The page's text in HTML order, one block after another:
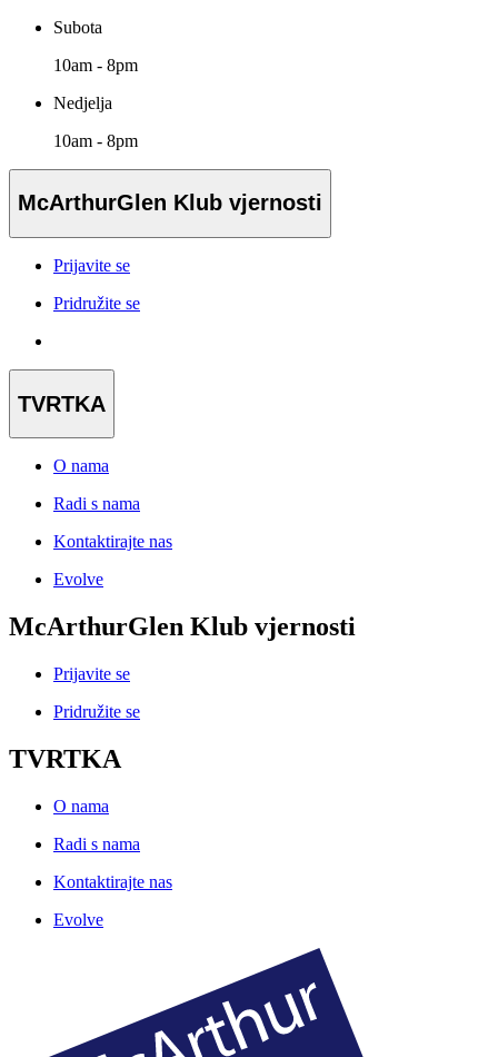
Subota
10am - 8pm
Nedjelja
10am - 8pm
McArthurGlen Klub vjernosti
Prijavite se
Pridružite se
TVRTKA
O nama
Radi s nama
Kontaktirajte nas
Evolve
McArthurGlen Klub vjernosti
Prijavite se
Pridružite se
TVRTKA
O nama
Radi s nama
Kontaktirajte nas
Evolve